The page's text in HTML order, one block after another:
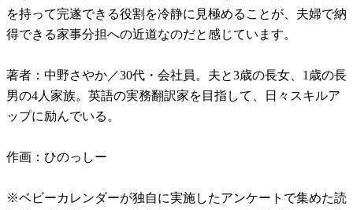
を持って完遂できる役割を冷静に見極めることが、夫婦で納
得できる家事分担への近道なのだと感じています。
著者：中野さやか／30代・会社員。夫と3歳の長女、1歳の長
男の4人家族。英語の実務翻訳家を目指して、日々スキルア
ップに励んでいる。
作画：ひのっしー
※ベビーカレンダーが独自に実施したアンケートで集めた読